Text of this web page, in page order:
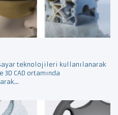
teknolojileri kullanılanarak
CAD ortamında